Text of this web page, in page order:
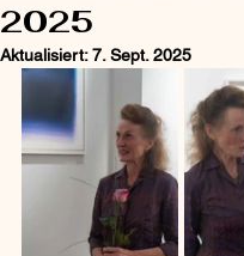
2025
Aktualisiert:7. Sept. 2025